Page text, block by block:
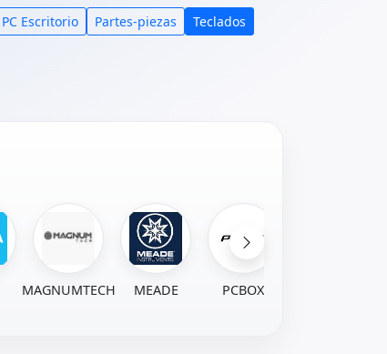
PC Escritorio Partes-piezas
Teclados
MAGNUMTECH MEADE PCBOX